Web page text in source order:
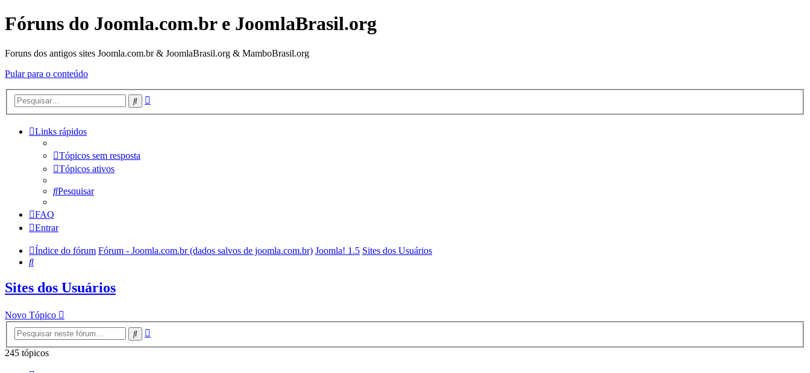
Fóruns do Joomla.com.br e JoomlaBrasil.org
Foruns dos antigos sites Joomla.com.br & JoomlaBrasil.org & MamboBrasil.org
Pular para o conteúdo
Pesquisar
Links rápidos
Tópicos sem resposta
Tópicos ativos
Pesquisar
FAQ
Entrar
Índice do fórum Fórum - Joomla.com.br (dados salvos de joomla.com.br) Joomla! 1.5 Sites dos Usuários
Pesquisar
Sites dos Usuários
Novo Tópico
Pesquisar
245 tópicos